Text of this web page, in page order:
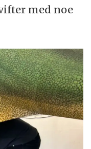
med noe